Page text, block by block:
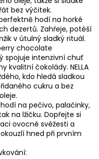
bez výčitek.
hodí na horké
dezertů. Zahřeje, potěší
v útulný sladký rituál.
chocolate
spojuje intenzivní chuť
čokolády. NELLA
kdo hledá sladkou
cukru a bez
na pečivo, palačinky,
na lžičku. Dopřejte si
ovocné svěžesti a
hned při prvním